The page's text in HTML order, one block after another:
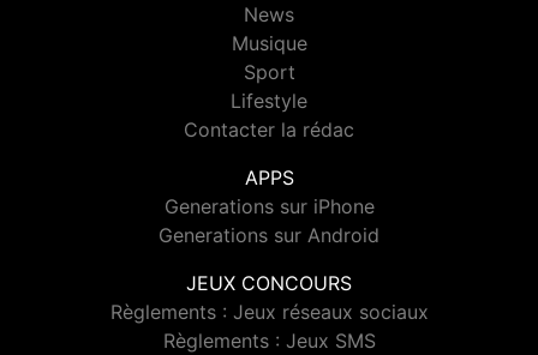
News
Musique
Sport
Lifestyle
Contacter la rédac
APPS
Generations sur iPhone
Generations sur Android
JEUX CONCOURS
Règlements : Jeux réseaux sociaux
Règlements : Jeux SMS